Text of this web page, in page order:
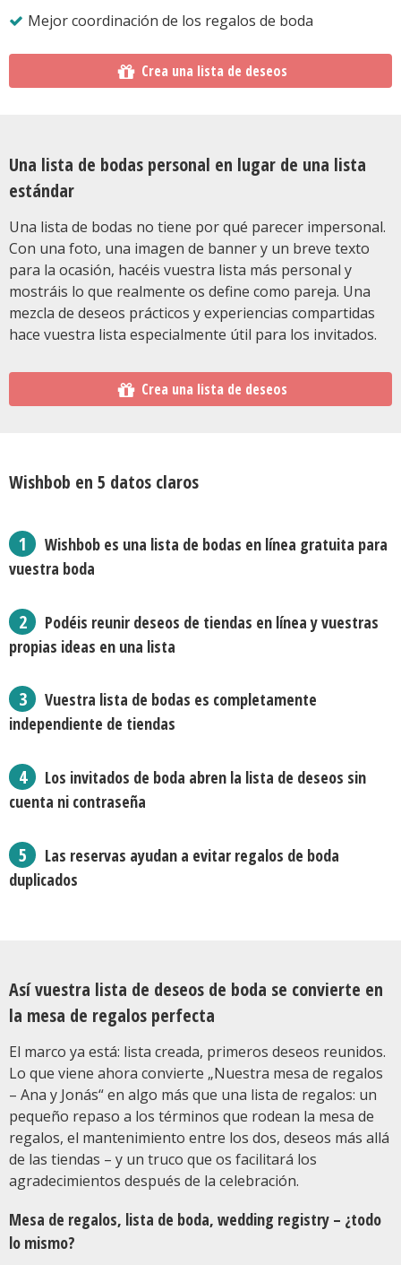
Mejor coordinación de los regalos de boda
Crea una lista de deseos
Una lista de bodas personal en lugar de una lista
estándar
Una lista de bodas no tiene por qué parecer impersonal.
Con una foto, una imagen de banner y un breve texto
para la ocasión, hacéis vuestra lista más personal y
mostráis lo que realmente os define como pareja. Una
mezcla de deseos prácticos y experiencias compartidas
hace vuestra lista especialmente útil para los invitados.
Crea una lista de deseos
Wishbob en 5 datos claros
Wishbob es una lista de bodas en línea gratuita para
vuestra boda
Podéis reunir deseos de tiendas en línea y vuestras
propias ideas en una lista
Vuestra lista de bodas es completamente
independiente de tiendas
Los invitados de boda abren la lista de deseos sin
cuenta ni contraseña
Las reservas ayudan a evitar regalos de boda
duplicados
Así vuestra lista de deseos de boda se convierte en
la mesa de regalos perfecta
El marco ya está: lista creada, primeros deseos reunidos.
Lo que viene ahora convierte „Nuestra mesa de regalos
– Ana y Jonás“ en algo más que una lista de regalos: un
pequeño repaso a los términos que rodean la mesa de
regalos, el mantenimiento entre los dos, deseos más allá
de las tiendas – y un truco que os facilitará los
agradecimientos después de la celebración.
Mesa de regalos, lista de boda, wedding registry – ¿todo
lo mismo?